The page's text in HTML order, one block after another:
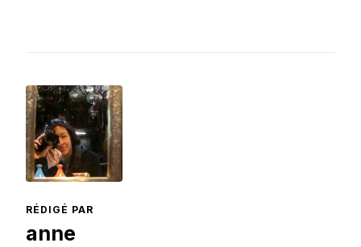
RÉDIGÉ PAR
anne